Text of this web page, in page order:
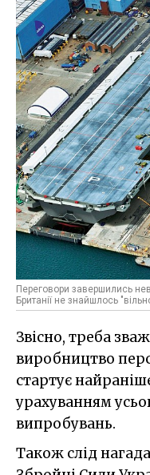
Переговори завершились
Британії не знайшлось
Звісно, треба
виробництво
стартує
урахуванням
випробувань.
Також слід